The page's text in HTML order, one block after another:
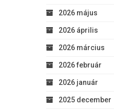
2026 május
2026 április
2026 március
2026 február
2026 január
2025 december